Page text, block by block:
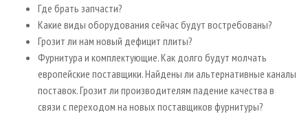
БИОЭНЕРГЕТИКА
ЦБП
ИНСТРУМЕНТ И МАТЕРИАЛЫ
RUSSIAN FORESTRY REVIEW
ГАЗЕТА ЛЕСПРОМФОРУМ
БИБЛИОТЕКА СПЕЦИАЛИСТА
Где брать запчасти?
Какие виды оборудования сейчас будут востребованы?
Грозит ли нам новый дефицит плиты?
Фурнитура и комплектующие. Как долго будут молчать
европейские поставщики. Найдены ли альтернативные каналы
поставок. Грозит ли производителям падение качества в
связи с переходом на новых поставщиков фурнитуры?